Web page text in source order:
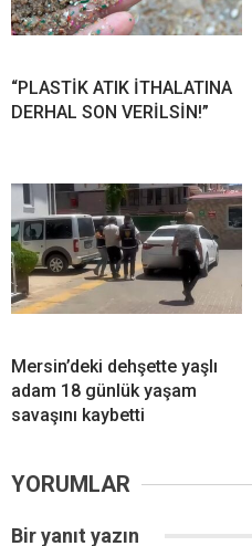
“PLASTİK ATIK İTHALATINA
DERHAL SON VERİLSİN!”
Mersin’deki dehşette yaşlı
adam 18 günlük yaşam
savaşını kaybetti
YORUMLAR
Bir yanıt yazın